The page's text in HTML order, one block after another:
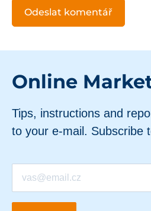
Online
Tips, instructions and
to your e-mail. Subscribe